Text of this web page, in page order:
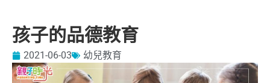
孩子的品德教育
2021-06-03 幼兒教育